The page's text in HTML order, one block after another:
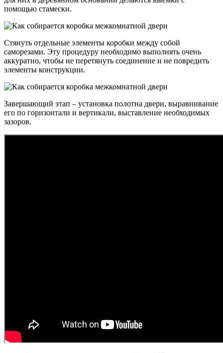
помощью стамески.
Стянуть отдельные элементы коробки между собой
саморезами. Эту процедуру необходимо выполнять очень
аккуратно, чтобы не перетянуть соединение и не повредить
элементы конструкции.
Завершающий этап – установка полотна двери, выравнивание
его по горизонтали и вертикали, выставление необходимых
зазоров.